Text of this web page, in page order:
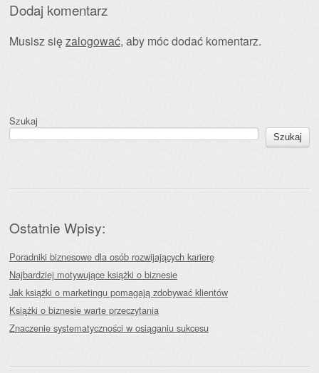
Dodaj komentarz
Musisz sięzalogować, aby móc dodać komentarz.
Szukaj
Szukaj
Ostatnie Wpisy:
Poradniki biznesowe dla osób rozwijających karierę
Najbardziej motywujące książki o biznesie
Jak książki o marketingu pomagają zdobywać klientów
Książki o biznesie warte przeczytania
Znaczenie systematyczności w osiąganiu sukcesu